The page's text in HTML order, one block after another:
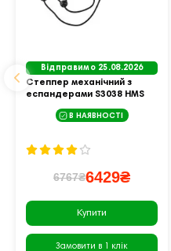
Відправимо 25.08.2026
Степпер механічний з
еспандерами S3038 HMS
В НАЯВНОСТІ
6767₴6429₴
Купити
Замовити в 1 клік